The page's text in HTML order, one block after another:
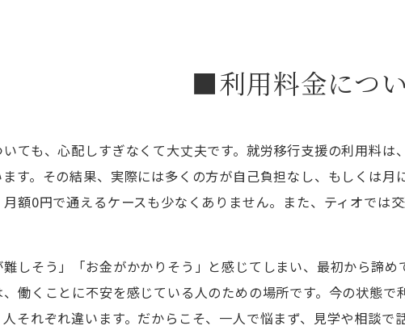
■利用料金につ
ても、心配しすぎなくて大丈夫です。就労移行支援の利用料
ます。その結果、実際には多くの方が自己負担なし、もしくは月
月額0円で通えるケースも少なくありません。また、ティオでは
難しそう」「お金がかかりそう」と感じてしまい、最初から諦
働くことに不安を感じている人のための場所です。今の状態
それぞれ違います。だからこそ、一人で悩まず、見学や相談で